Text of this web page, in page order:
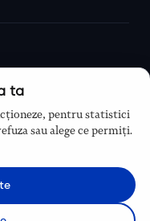
ta
pentru statistici
sau alege ce permiți.